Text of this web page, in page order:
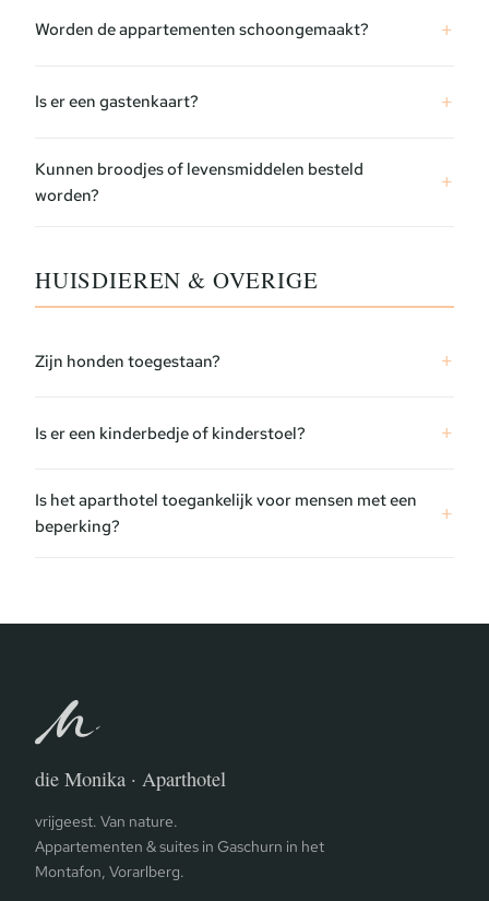
Worden de appartementen schoongemaakt?
Is er een gastenkaart?
Kunnen broodjes of levensmiddelen besteld
worden?
HUISDIEREN & OVERIGE
Zijn honden toegestaan?
Is er een kinderbedje of kinderstoel?
Is het aparthotel toegankelijk voor mensen met een
beperking?
die Monika · Aparthotel
vrijgeest. Van nature.
Appartementen & suites in Gaschurn in het
Montafon, Vorarlberg.